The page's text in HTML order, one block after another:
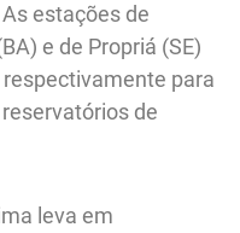
estações de
e de Propriá (SE)
para
de
leva em